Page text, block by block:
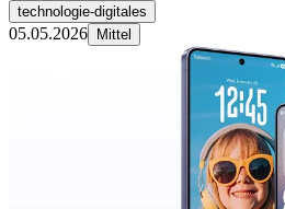
technologie-digitales
05.05.2026 Mittel